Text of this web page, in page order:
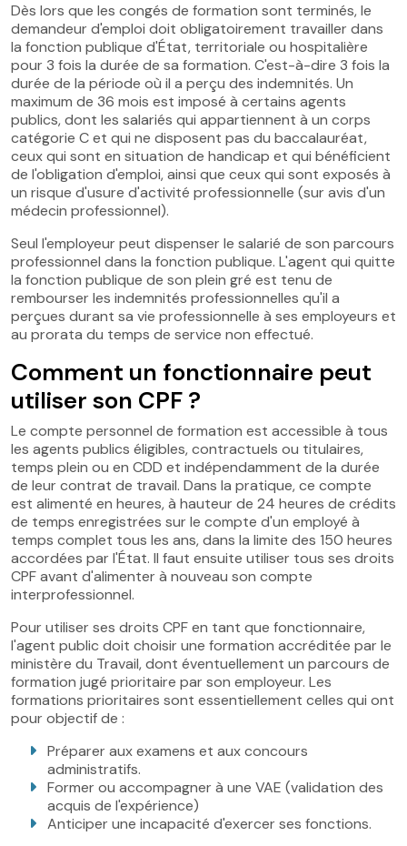
Dès lors que les congés de formation sont terminés, le
demandeur d'emploi doit obligatoirement travailler dans
la fonction publique d'État, territoriale ou hospitalière
pour 3 fois la durée de sa formation. C'est-à-dire 3 fois la
durée de la période où il a perçu des indemnités. Un
maximum de 36 mois est imposé à certains agents
publics, dont les salariés qui appartiennent à un corps
catégorie C et qui ne disposent pas du baccalauréat,
ceux qui sont en situation de handicap et qui bénéficient
de l'obligation d'emploi, ainsi que ceux qui sont exposés à
un risque d'usure d'activité professionnelle (sur avis d'un
médecin professionnel).
Seul l'employeur peut dispenser le salarié de son parcours
professionnel dans la fonction publique. L'agent qui quitte
la fonction publique de son plein gré est tenu de
rembourser les indemnités professionnelles qu'il a
perçues durant sa vie professionnelle à ses employeurs et
au prorata du temps de service non effectué.
Comment un fonctionnaire peut
utiliser son CPF ?
Le compte personnel de formation est accessible à tous
les agents publics éligibles, contractuels ou titulaires,
temps plein ou en CDD et indépendamment de la durée
de leur contrat de travail. Dans la pratique, ce compte
est alimenté en heures, à hauteur de 24 heures de crédits
de temps enregistrées sur le compte d'un employé à
temps complet tous les ans, dans la limite des 150 heures
accordées par l'État. Il faut ensuite utiliser tous ses droits
CPF avant d'alimenter à nouveau son compte
interprofessionnel.
Pour utiliser ses droits CPF en tant que fonctionnaire,
l'agent public doit choisir une formation accréditée par le
ministère du Travail, dont éventuellement un parcours de
formation jugé prioritaire par son employeur. Les
formations prioritaires sont essentiellement celles qui ont
pour objectif de :
Préparer aux examens et aux concours
administratifs.
Former ou accompagner à une VAE (validation des
acquis de l'expérience)
Anticiper une incapacité d'exercer ses fonctions.